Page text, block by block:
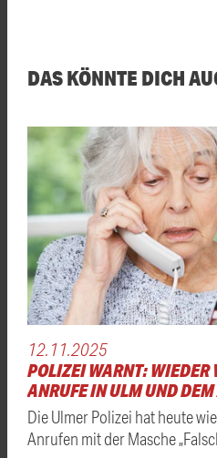
DAS KÖNNTE DICH
12.11.2025
POLIZEI WARNT: WIEDER
ANRUFE IN ULM UND
Die Ulmer Polizei hat heute
Anrufen mit der Masche